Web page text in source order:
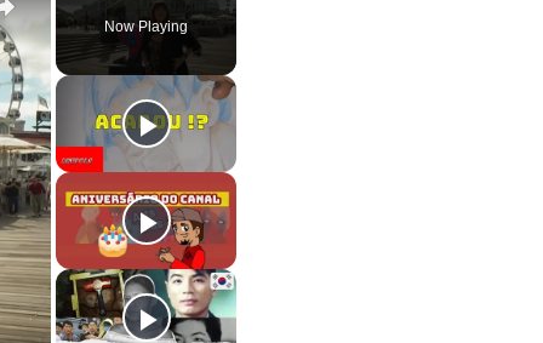
Now Playing